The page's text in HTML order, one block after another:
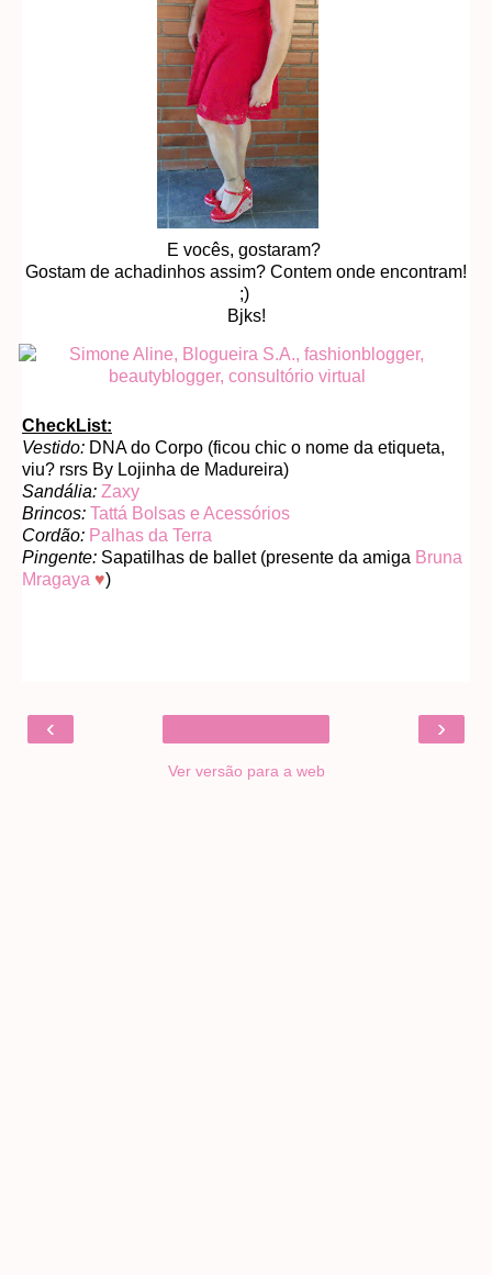
E vocês, gostaram?
Gostam de achadinhos assim? Contem onde encontram!
;)
Bjks!
CheckList:
Vestido: DNA do Corpo (ficou chic o nome da etiqueta,
viu? rsrs By Lojinha de Madureira)
Sandália: Zaxy
Brincos: Tattá Bolsas e Acessórios
Cordão: Palhas da Terra
Pingente: Sapatilhas de ballet (presente da amiga Bruna
Mragaya ♥)
‹ ›
Ver versão para a web